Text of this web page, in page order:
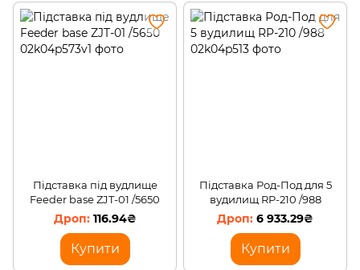
Підставка під вудлище
Feeder base ZJT-01 /5650
116.94₴
Купити
Підставка Род-Под для 5
вудилищ RP-210 /988
6 933.29₴
Купити